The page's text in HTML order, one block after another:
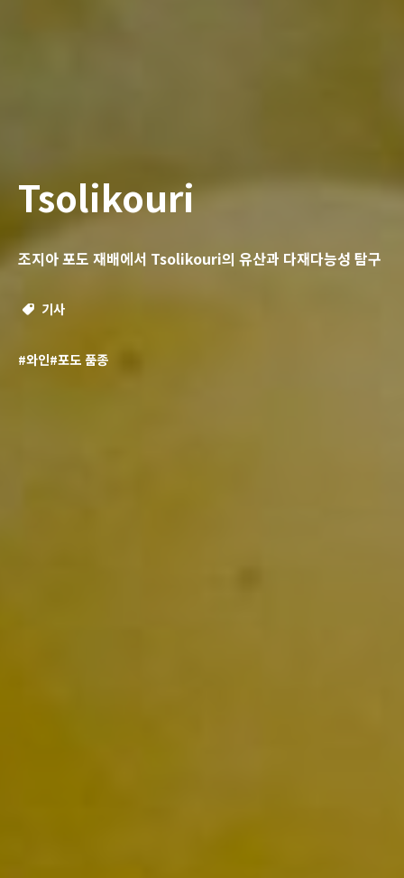
Tsolikouri
조지아 포도 재배에서 Tsolikouri의 유산과 다재다능성 탐구
기사
#와인#포도 품종